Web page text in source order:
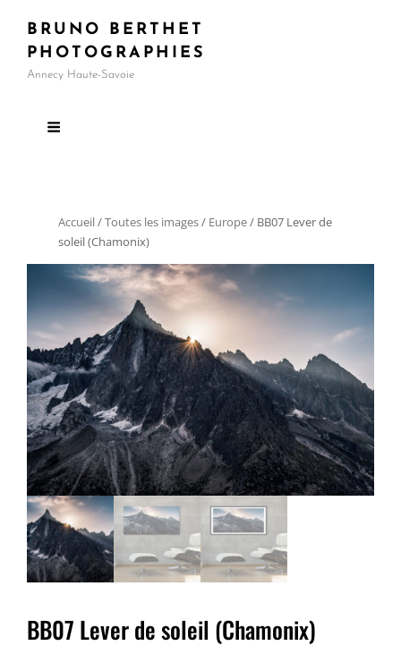
BRUNO BERTHET
PHOTOGRAPHIES
Annecy Haute-Savoie
Accueil/Toutes les images/ Europe/ BB07 Lever de
soleil (Chamonix)
BB07 Lever de soleil (Chamonix)